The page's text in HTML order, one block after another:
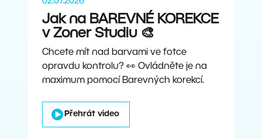
Jak na BAREVNÉ KOREKCE
v Zoner Studiu 🎨
Chcete mít nad barvami ve fotce
opravdu kontrolu? 👀 Ovládněte je na
maximum pomocí Barevných korekcí.
Přehrát video